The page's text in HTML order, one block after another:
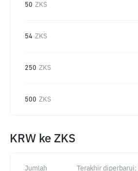
50 ZKS
54 ZKS
250 ZKS
500 ZKS
KRW ke ZKS
Jumlah Terakhir diperbarui: